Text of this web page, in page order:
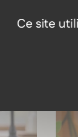
Ce site